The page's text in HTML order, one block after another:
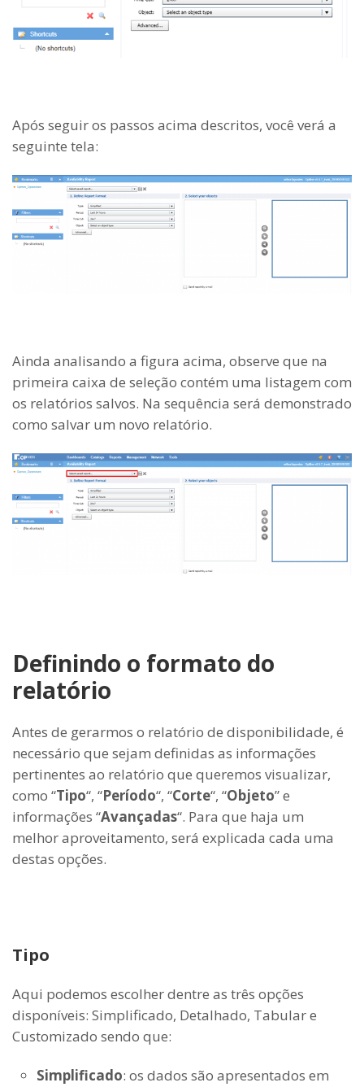
Após seguir os passos acima descritos, você verá a
seguinte tela:
Ainda analisando a figura acima, observe que na
primeira caixa de seleção contém uma listagem com
os relatórios salvos. Na sequência será demonstrado
como salvar um novo relatório.
Definindo o formato do
relatório
Antes de gerarmos o relatório de disponibilidade, é
necessário que sejam definidas as informações
pertinentes ao relatório que queremos visualizar,
como “Tipo“, “Período“, “Corte“, “Objeto” e
informações “Avançadas“. Para que haja um
melhor aproveitamento, será explicada cada uma
destas opções.
Tipo
Aqui podemos escolher dentre as três opções
disponíveis: Simplificado, Detalhado, Tabular e
Customizado sendo que:
Simplificado: os dados são apresentados em